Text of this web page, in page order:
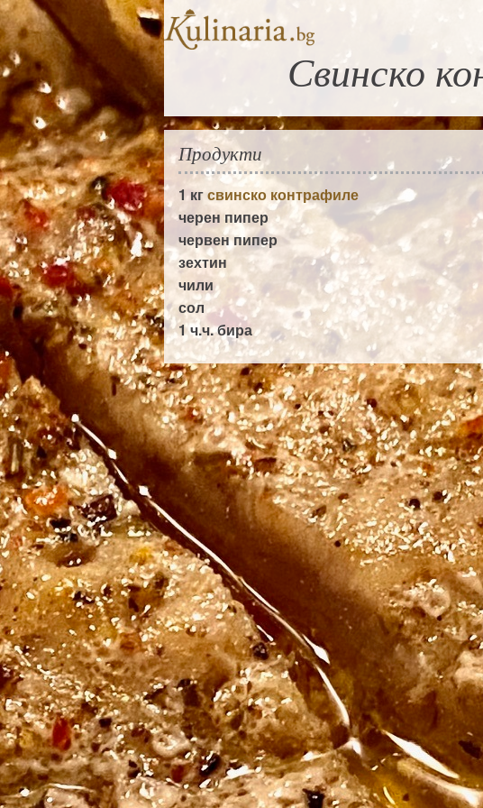
Свинско
Продукти
1 кгсвинско контрафиле
черен пипер
червен пипер
зехтин
чили
сол
1 ч.ч.бира